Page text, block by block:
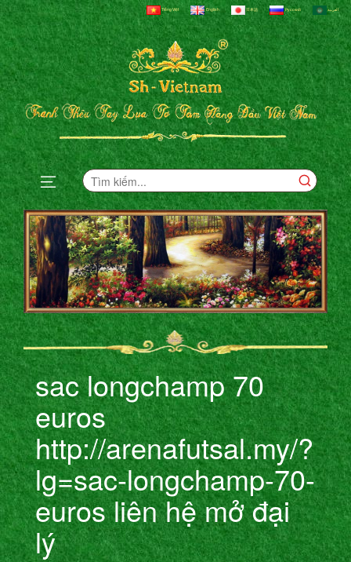
Tiếng Việt English 日本語 Русский العربية
sac longchamp 70
euros
http://arenafutsal.my/?
lg=sac-longchamp-70-
euros liên hệ mở đại
lý